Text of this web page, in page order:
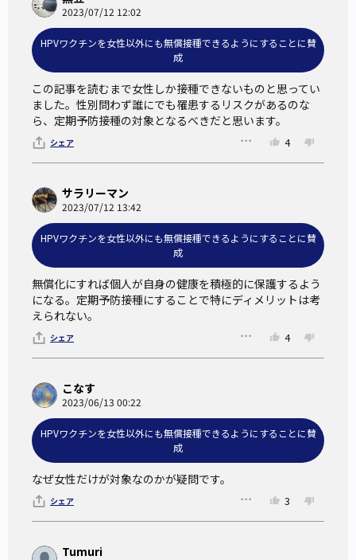
2023/07/12 12:02
HPVワクチンを女性以外にも無償接種できるようにすることに賛
成
この記事を読むまで女性しか接種できないものと思ってい
ました。性別問わず誰にでも罹患するリスクがあるのな
ら、定期予防接種の対象となるべきだと思います。
シェア 4
サラリーマン
2023/07/12 13:42
HPVワクチンを女性以外にも無償接種できるようにすることに賛
成
無償化にすれば個人が自身の健康を積極的に保護するよう
になる。定期予防接種にすることで特にディメリットは考
えられない。
シェア 4
こなす
2023/06/13 00:22
HPVワクチンを女性以外にも無償接種できるようにすることに賛
成
なぜ女性だけが対象なのかが疑問です。
シェア 3
Tumuri